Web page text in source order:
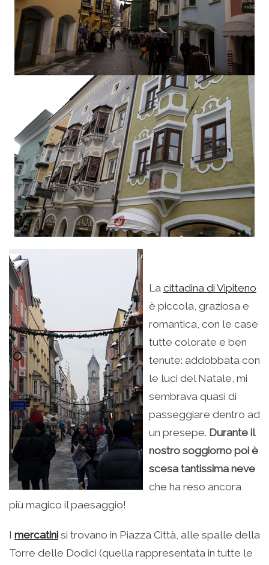
La cittadina di Vipiteno
è piccola, graziosa e
romantica, con le case
tutte colorate e ben
tenute: addobbata con
le luci del Natale, mi
sembrava quasi di
passeggiare dentro ad
un presepe. Durante il
nostro soggiorno poi è
scesa tantissima neve
che ha reso ancora
più magico il paesaggio!
I mercatini si trovano in Piazza Città, alle spalle della
Torre delle Dodici (quella rappresentata in tutte le